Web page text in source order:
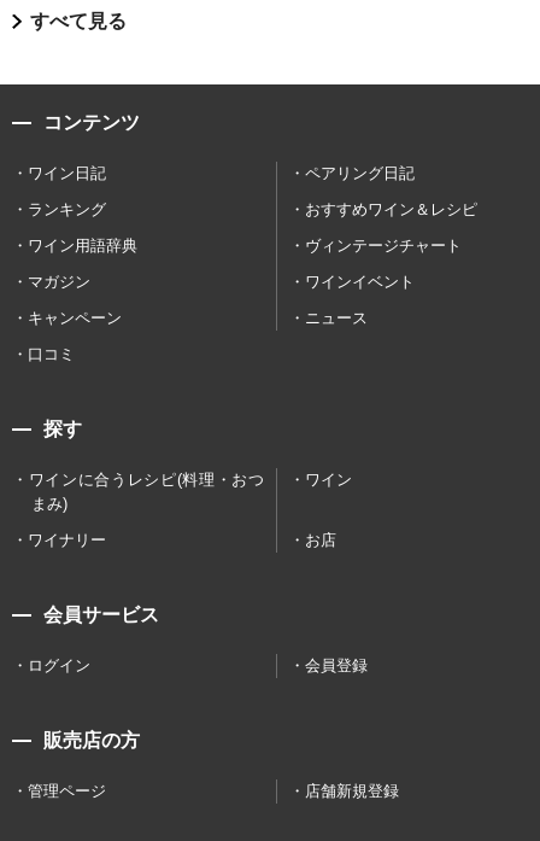
すべて見る
コンテンツ
ワイン日記
ペアリング日記
ランキング
おすすめワイン＆レシピ
ワイン用語辞典
ヴィンテージチャート
マガジン
ワインイベント
キャンペーン
ニュース
口コミ
探す
ワインに合うレシピ(料理・おつ
まみ)
ワイン
ワイナリー お店
会員サービス
ログイン 会員登録
販売店の方
管理ページ 店舗新規登録